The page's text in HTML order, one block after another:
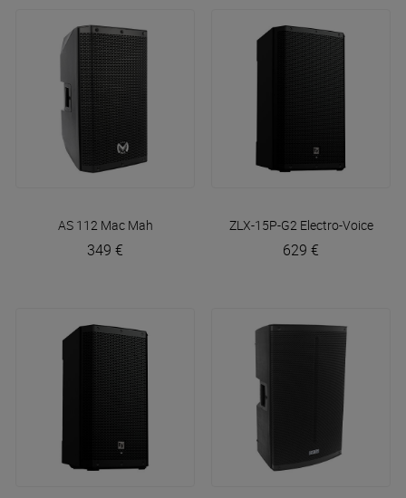
AS 112 Mac Mah
349 €
ZLX-15P-G2 Electro-Voice
629 €